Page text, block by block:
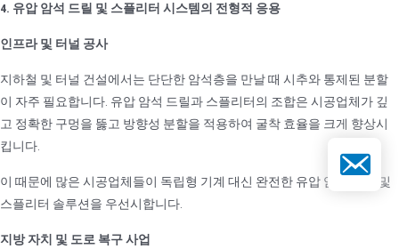
4. 유압 암석 드릴 및 스플리터 시스템의 전형적 응용
인프라 및 터널 공사
지하철 및 터널 건설에서는 단단한 암석층을 만날 때 시추와 통제된 분할
이 자주 필요합니다. 유압 암석 드릴과 스플리터의 조합은 시공업체가 깊
고 정확한 구멍을 뚫고 방향성 분할을 적용하여 굴착 효율을 크게 향상시
킵니다.
이 때문에 많은 시공업체들이 독립형 기계 대신 완전한 유압 암석 드릴 및
스플리터 솔루션을 우선시합니다.
지방 자치 및 도로 복구 사업
이메일